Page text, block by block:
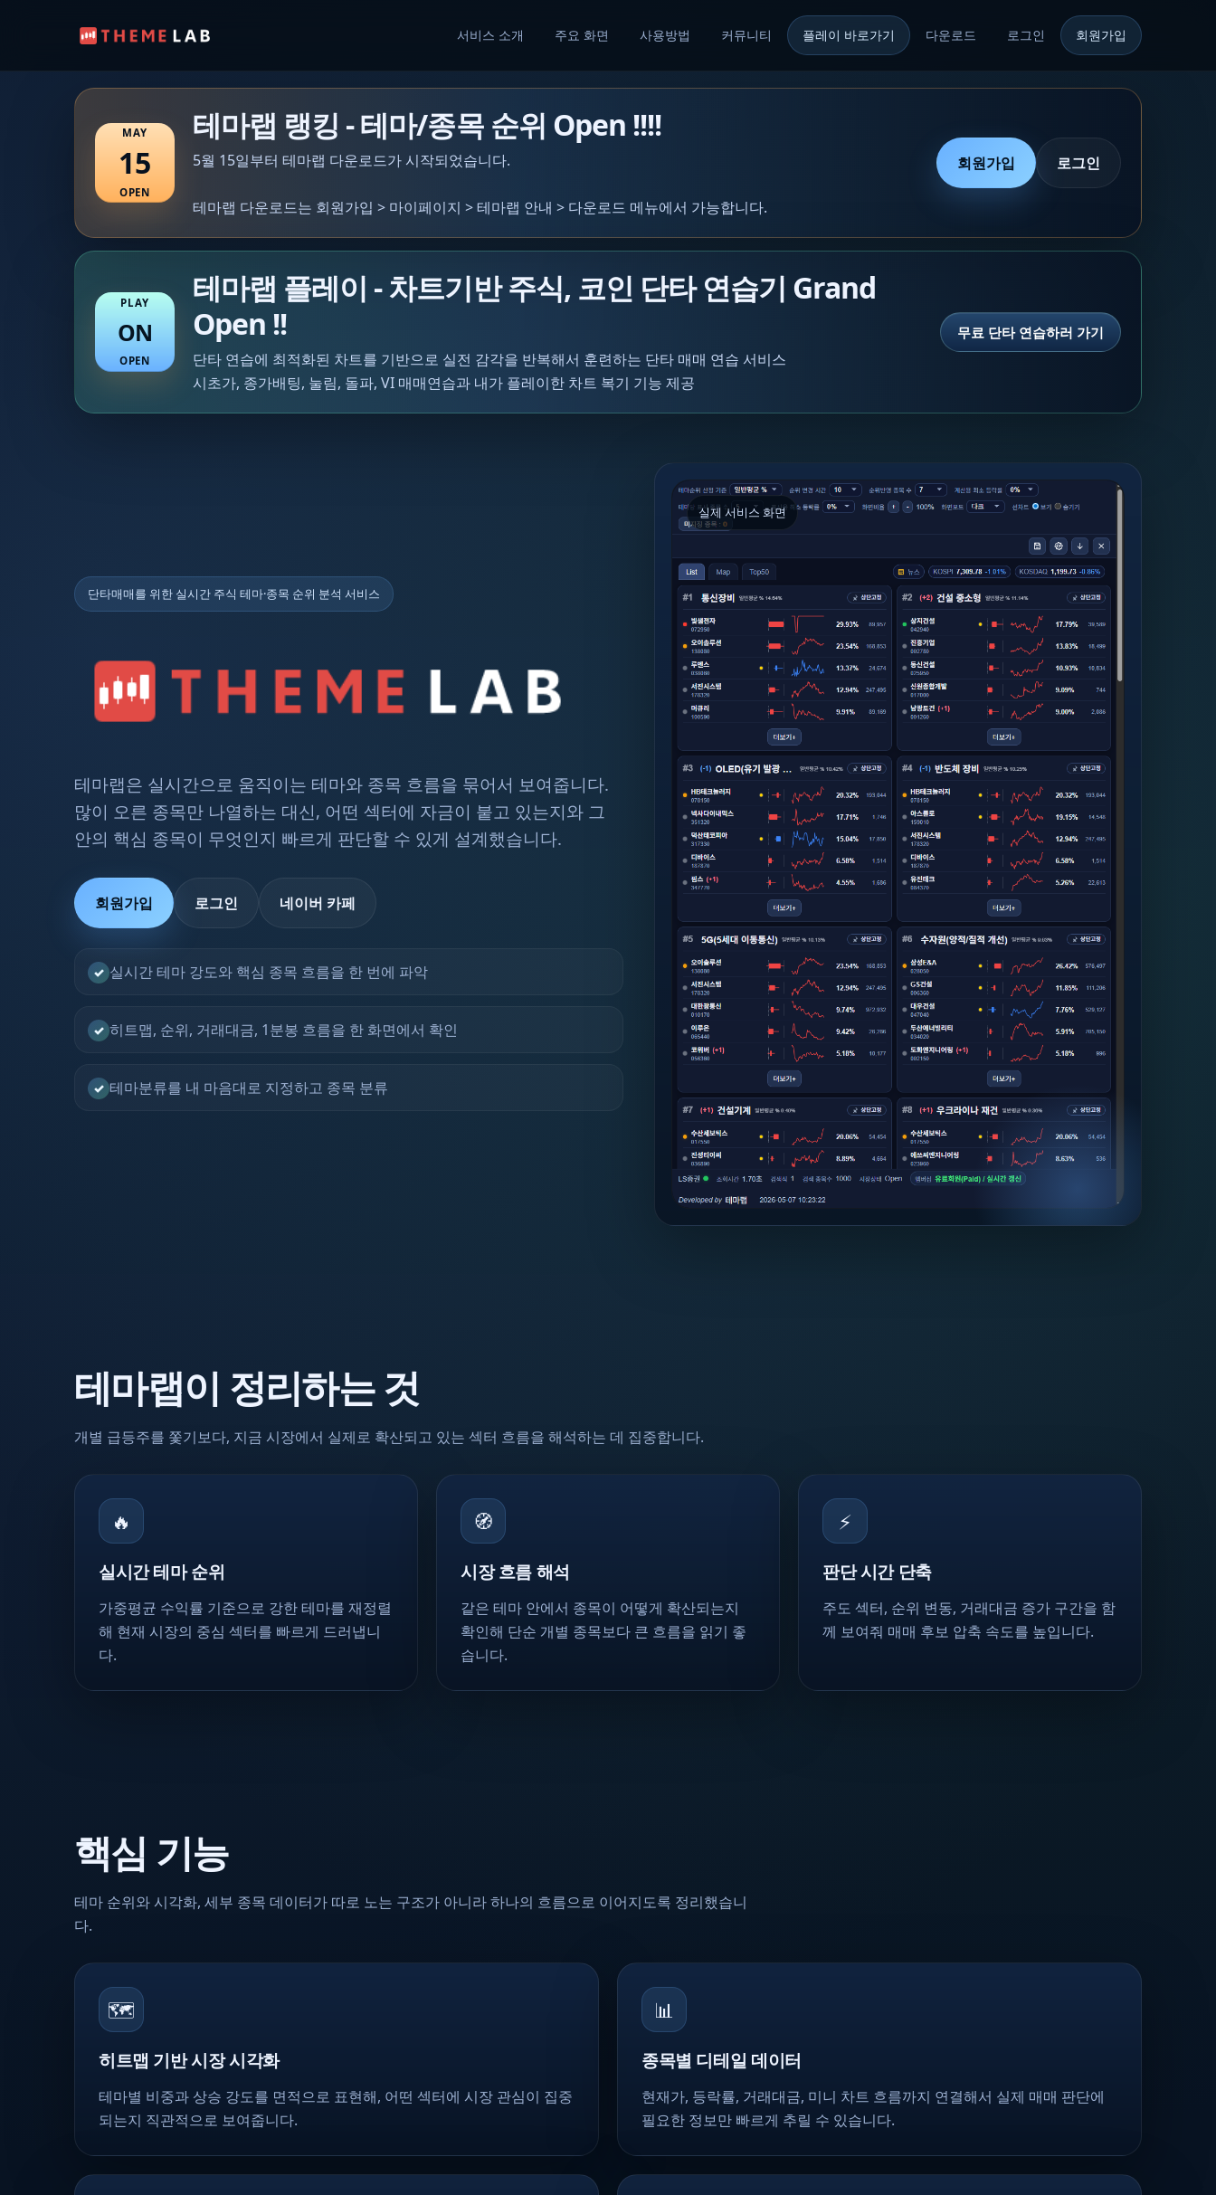
서비스 소개 주요 화면 사용방법 커뮤니티 플레이 바로가기 다운로드 로그인 회원가입
MAY
15
OPEN
테마랩 랭킹 - 테마/종목 순위 Open !!!!
5월 15일부터 테마랩 다운로드가 시작되었습니다.
테마랩 다운로드는 회원가입 > 마이페이지 > 테마랩 안내 > 다운로드 메뉴에서 가능합니다.
회원가입 로그인
PLAY
ON
OPEN
테마랩 플레이 - 차트기반 주식, 코인 단타 연습기 Grand
Open !!
단타 연습에 최적화된 차트를 기반으로 실전 감각을 반복해서 훈련하는 단타 매매 연습 서비스
시초가, 종가배팅, 눌림, 돌파, VI 매매연습과 내가 플레이한 차트 복기 기능 제공
무료 단타 연습하러 가기
단타매매를 위한 실시간 주식 테마·종목 순위 분석 서비스
테마랩은 실시간으로 움직이는 테마와 종목 흐름을 묶어서 보여줍니다.
많이 오른 종목만 나열하는 대신, 어떤 섹터에 자금이 붙고 있는지와 그
안의 핵심 종목이 무엇인지 빠르게 판단할 수 있게 설계했습니다.
회원가입 로그인 네이버 카페
✓ 실시간 테마 강도와 핵심 종목 흐름을 한 번에 파악
✓ 히트맵, 순위, 거래대금, 1분봉 흐름을 한 화면에서 확인
✓ 테마분류를 내 마음대로 지정하고 종목 분류
실제 서비스 화면
테마랩이 정리하는 것
개별 급등주를 쫓기보다, 지금 시장에서 실제로 확산되고 있는 섹터 흐름을 해석하는 데 집중합니다.
🔥
실시간 테마 순위
가중평균 수익률 기준으로 강한 테마를 재정렬
해 현재 시장의 중심 섹터를 빠르게 드러냅니
다.
🧭
시장 흐름 해석
같은 테마 안에서 종목이 어떻게 확산되는지
확인해 단순 개별 종목보다 큰 흐름을 읽기 좋
습니다.
⚡
판단 시간 단축
주도 섹터, 순위 변동, 거래대금 증가 구간을 함
께 보여줘 매매 후보 압축 속도를 높입니다.
핵심 기능
테마 순위와 시각화, 세부 종목 데이터가 따로 노는 구조가 아니라 하나의 흐름으로 이어지도록 정리했습니
다.
🗺️
히트맵 기반 시장 시각화
테마별 비중과 상승 강도를 면적으로 표현해, 어떤 섹터에 시장 관심이 집중
되는지 직관적으로 보여줍니다.
📊
종목별 디테일 데이터
현재가, 등락률, 거래대금, 미니 차트 흐름까지 연결해서 실제 매매 판단에
필요한 정보만 빠르게 추릴 수 있습니다.